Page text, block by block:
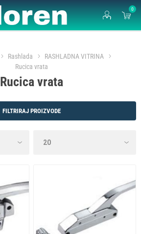
0
Rashlada
RASHLADNA VITRINA
Rucica vrata
Rucica vrata
FILTRIRAJ PROIZVODE